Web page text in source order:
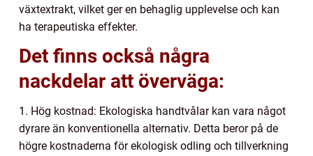
växtextrakt, vilket ger en behaglig upplevelse och kan
ha terapeutiska effekter.
Det finns också några
nackdelar att överväga:
1. Hög kostnad: Ekologiska handtvålar kan vara något
dyrare än konventionella alternativ. Detta beror på de
högre kostnaderna för ekologisk odling och tillverkning